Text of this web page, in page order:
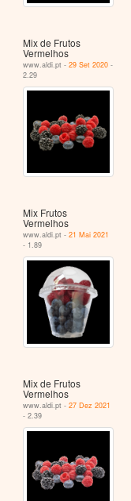
Mix de Frutos
Vermelhos
www.aldi.pt -29 Set 2020 -
2.29
Mix Frutos
Vermelhos
www.aldi.pt -21 Mai 2021
- 1.89
Mix de Frutos
Vermelhos
www.aldi.pt -27 Dez 2021
- 2.39